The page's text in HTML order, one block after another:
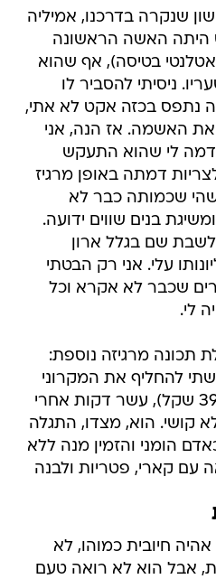
שנקרה בדרכנו, אמיליה
היתה האשה הראשונה
בטיסה), אף שהוא
ניסיתי להסביר לו
נתפס בכזה אקט לא אתי,
האשמה. אז הנה, אני
לי שהוא התעקש
דמתה באופן מרגיז
שכמותה כבר לא
בנים שווים ידועה.
שם בגלל ארון
עלי. אני רק הבטתי
שכבר לא אקרא וכל
לי.
תכונה מרגיזה נוספת:
להחליף את המקרוני
עם הגבינה לסלט קיסר (39 שקל), עשר דקות אחרי
קושי. הוא, מצדו, התגלה
הומני והזמין מנה ללא
עם קארי, פטריות ולבנה
חיובית כמוהו, לא
אבל הוא לא רואה טעם